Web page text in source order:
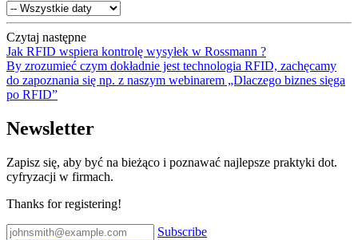
Czytaj następne
Jak RFID wspiera kontrolę wysyłek w Rossmann ?
By zrozumieć czym dokładnie jest technologia RFID, zachęcamy
do zapoznania się np. z naszym webinarem „Dlaczego biznes sięga
po RFID”
Newsletter
Zapisz się, aby być na bieżąco i poznawać najlepsze praktyki dot.
cyfryzacji w firmach.
Thanks for registering!
Subscribe